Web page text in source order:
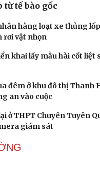
từ tế bào gốc
hàng loạt xe thủng
rơi vật nhọn
khai lấy mẫu hài cốt
đêm ở khu đô thị Thanh
an vào cuộc
ở THPT Chuyên Tuyên
giám sát